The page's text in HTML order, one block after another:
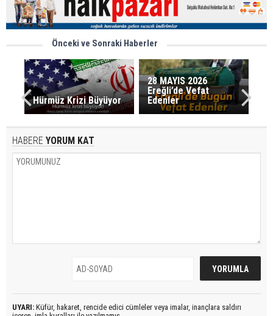
Önceki ve Sonraki Haberler
Hürmüz Krizi Büyüyor
28 MAYIS 2026
Ereğli’de Vefat
Edenler
HABERE YORUM KAT
UYARI: Küfür, hakaret, rencide edici cümleler veya imalar, inançlara saldırı